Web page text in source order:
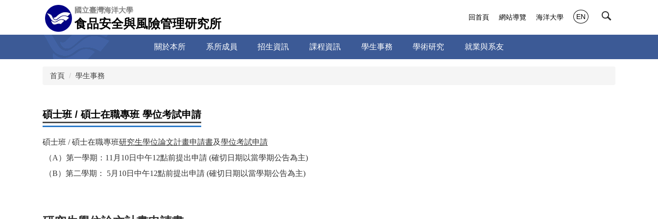
容
國立臺灣海洋大學
食品安全與風險管理研究所
關於本所 系所成員 招生資訊 課程資訊 學生事務 學術研究 就業與系友
回首頁 網站導覽 海洋大學 EN
首頁 學生事務
碩士班 / 碩士在職專班 學位考試申請
碩士班 / 碩士在職專班研究生學位論文計畫申請書及學位考試申請
（A）第一學期：11月10日 中午12點前提出申請 (確切日期以當學期公告為主)
（B）第二學期： 5月10日中午12點前提出申請 (確切日期 以當學期公告為主)